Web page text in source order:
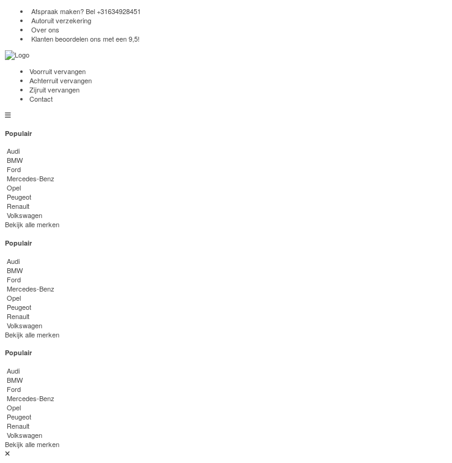
Afspraak maken? Bel+31634928451
Autoruit verzekering
Over ons
Klanten beoordelen ons met een 9,5!
Voorruit vervangen
Achterruit vervangen
Zijruit vervangen
Contact
Populair
Audi
BMW
Ford
Mercedes-Benz
Opel
Peugeot
Renault
Volkswagen
Bekijk alle merken
Populair
Audi
BMW
Ford
Mercedes-Benz
Opel
Peugeot
Renault
Volkswagen
Bekijk alle merken
Populair
Audi
BMW
Ford
Mercedes-Benz
Opel
Peugeot
Renault
Volkswagen
Bekijk alle merken